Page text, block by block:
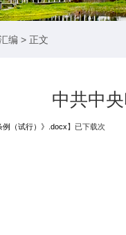
编 > 正文
中共中
例（试行）》.docx 】已下载次